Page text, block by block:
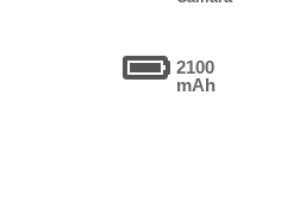
2100
mAh